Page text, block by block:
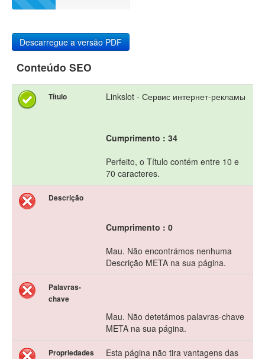
Descarregue a versão PDF
Conteúdo SEO
Título Linkslot - Сервис интернет-рекламы
Cumprimento : 34
Perfeito, o Título contém entre 10 e
70 caracteres.
Descrição
Cumprimento : 0
Mau. Não encontrámos nenhuma
Descrição META na sua página.
Palavras-
chave
Mau. Não detetámos palavras-chave
META na sua página.
Propriedades
Esta página não tira vantagens das